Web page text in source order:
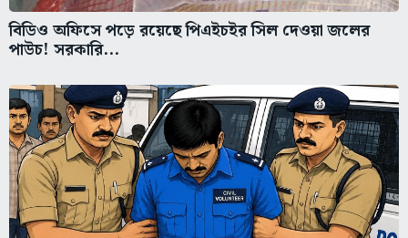
বিডিও অফিসে পড়ে রয়েছে পিএইচইর সিল দেওয়া জলের
পাউচ! সরকারি...